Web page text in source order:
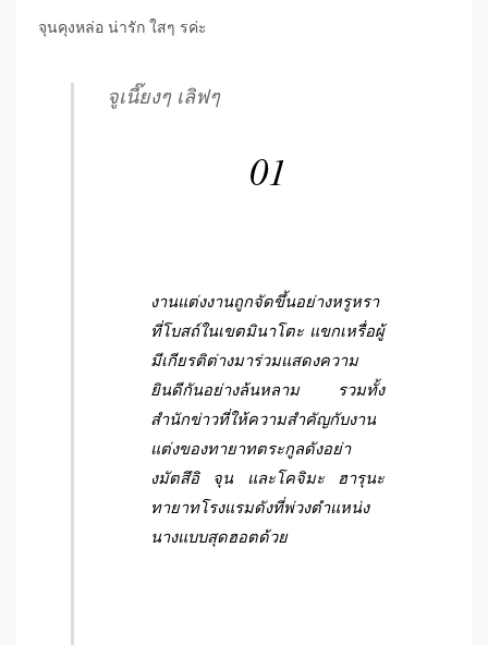
จุนคุงหล่อ น่ารัก ใสๆ รค่ะ
จูเนี๊ยงๆ เลิฟๆ
01
งานแต่งงานถูกจัดขึ้นอย่างหรูหรา
ที่โบสถ์ในเขตมินาโตะ แขกเหรื่อผู้
มีเกียรติต่างมาร่วมแสดงความ
ยินดีกันอย่างล้นหลาม รวมทั้ง
สำนักข่าวที่ให้ความสำคัญกับงาน
แต่งของทายาทตระกูลดังอย่า
งมัตสึอิ จุน และโคจิมะ ฮารุนะ
ทายาทโรงแรมดังที่พ่วงตำแหน่ง
นางแบบสุดฮอตด้วย